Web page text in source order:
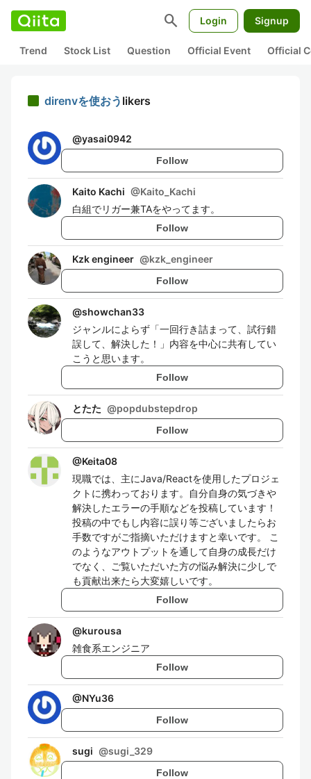
search Login Signup
Trend Stock List Question Official Event Official
direnvを使おう likers
@yasai0942
Follow
Kaito Kachi @Kaito_Kachi
白組でリガー兼TAをやってます。
Follow
Kzk engineer @kzk_engineer
Follow
@showchan33
ジャンルによらず「一回行き詰まって、試行錯
誤して、解決した！」内容を中心に共有してい
こうと思います。
Follow
とたた @popdubstepdrop
Follow
@Keita08
現職では、主にJava/Reactを使用したプロジェ
クトに携わっております。自分自身の気づきや
解決したエラーの手順などを投稿しています！
投稿の中でもし内容に誤り等ございましたらお
手数ですがご指摘いただけますと幸いです。 こ
のようなアウトプットを通して自身の成長だけ
でなく、ご覧いただいた方の悩み解決に少しで
も貢献出来たら大変嬉しいです。
Follow
@kurousa
雑食系エンジニア
Follow
@NYu36
Follow
sugi @sugi_329
Follow